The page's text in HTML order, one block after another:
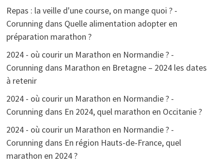
Repas : la veille d'une course, on mange quoi ? -
Corunning dans Quelle alimentation adopter en
préparation marathon ?
2024 - où courir un Marathon en Normandie ? -
Corunning dans Marathon en Bretagne – 2024 les dates
à retenir
2024 - où courir un Marathon en Normandie ? -
Corunning dans En 2024, quel marathon en Occitanie ?
2024 - où courir un Marathon en Normandie ? -
Corunning dans En région Hauts-de-France, quel
marathon en 2024 ?